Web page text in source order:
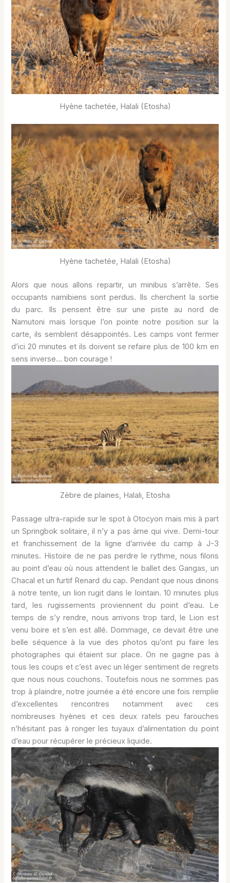
Hyène tachetée, Halali (Etosha)
Hyène tachetée, Halali (Etosha)
Alors que nous allons repartir, un minibus s’arrête. Ses
occupants namibiens sont perdus. Ils cherchent la sortie
du parc. Ils pensent être sur une piste au nord de
Namutoni mais lorsque l’on pointe notre position sur la
carte, ils semblent désappointés. Les camps vont fermer
d’ici 20 minutes et ils doivent se refaire plus de 100 km en
sens inverse… bon courage !
Zèbre de plaines, Halali, Etosha
Passage ultra-rapide sur le spot à Otocyon mais mis à part
un Springbok solitaire, il n’y a pas âme qui vive. Demi-tour
et franchissement de la ligne d’arrivée du camp à J-3
minutes. Histoire de ne pas perdre le rythme, nous filons
au point d’eau où nous attendent le ballet des Gangas, un
Chacal et un furtif Renard du cap. Pendant que nous dinons
à notre tente, un lion rugit dans le lointain. 10 minutes plus
tard, les rugissements proviennent du point d’eau. Le
temps de s’y rendre, nous arrivons trop tard, le Lion est
venu boire et s’en est allé. Dommage, ce devait être une
belle séquence à la vue des photos qu’ont pu faire les
photographes qui étaient sur place. On ne gagne pas à
tous les coups et c’est avec un léger sentiment de regrets
que nous nous couchons. Toutefois nous ne sommes pas
trop à plaindre, notre journée a été encore une fois remplie
d’excellentes rencontres notamment avec ces
nombreuses hyènes et ces deux ratels peu farouches
n’hésitant pas à ronger les tuyaux d’alimentation du point
d’eau pour récupérer le précieux liquide.